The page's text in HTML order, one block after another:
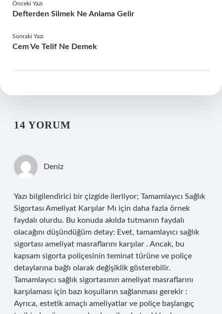
Önceki Yazı
Defterden Silmek Ne Anlama Gelir
Sonraki Yazı
Cem Ve Telif Ne Demek
14 YORUM
Deniz
Yazı bilgilendirici bir çizgide ilerliyor; Tamamlayıcı Sağlık
Sigortası Ameliyat Karşılar Mı için daha fazla örnek
faydalı olurdu. Bu konuda akılda tutmanın faydalı
olacağını düşündüğüm detay: Evet, tamamlayıcı sağlık
sigortası ameliyat masraflarını karşılar . Ancak, bu
kapsam sigorta poliçesinin teminat türüne ve poliçe
detaylarına bağlı olarak değişiklik gösterebilir.
Tamamlayıcı sağlık sigortasının ameliyat masraflarını
karşılaması için bazı koşulların sağlanması gerekir :
Ayrıca, estetik amaçlı ameliyatlar ve poliçe başlangıç